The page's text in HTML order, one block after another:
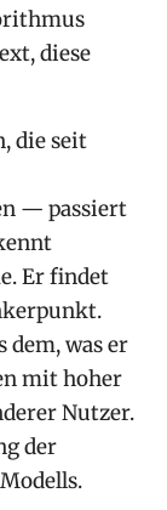
diese
die seit
— passiert
Er findet
was er
mit hoher
Nutzer.
der